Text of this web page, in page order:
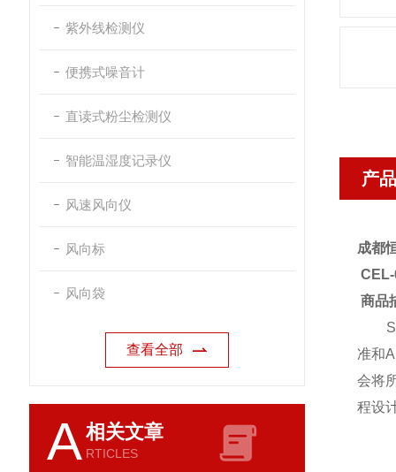
紫外线检测仪
便携式噪音计
直读式粉尘检测仪
智能温湿度记录仪
风速风向仪
风向标
风向袋
查看全部
A相关文章
RTICLES
产
成都
商品
准和
会将
程设